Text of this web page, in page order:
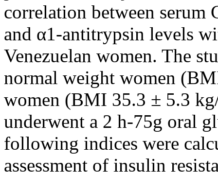
correlation between
and α1-antitrypsin levels
Venezuelan women. The
normal weight women
women (BMI 35.3 ± 5.3
underwent a 2 h-75g oral
following indices were
assessment of insulin